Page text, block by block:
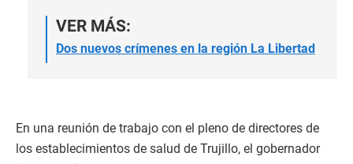
VER MÁS:
Dos nuevos crímenes en la región La Libertad
En una reunión de trabajo con el pleno de directores de
los establecimientos de salud de Trujillo, el gobernador